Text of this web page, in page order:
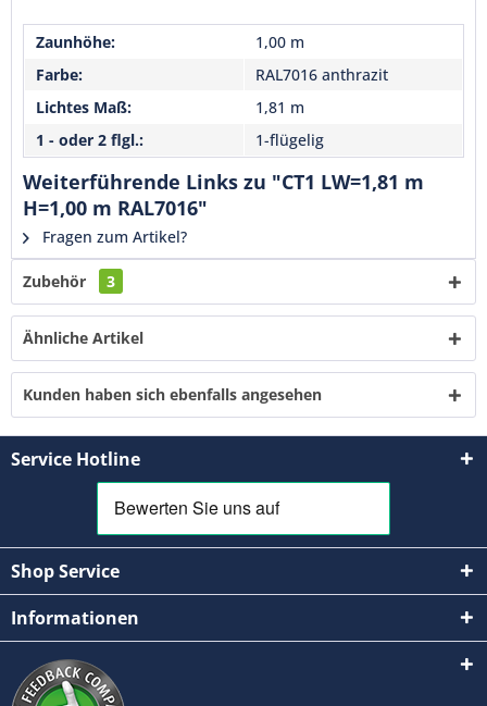
Zaunhöhe:
1,00 m
Farbe:
RAL7016 anthrazit
Lichtes Maß:
1,81 m
1 - oder 2 flgl.:
1-flügelig
Weiterführende Links zu "CT1 LW=1,81 m
H=1,00 m RAL7016"
Fragen zum Artikel?
Zubehör 3
Ähnliche Artikel
Kunden haben sich ebenfalls angesehen
Service Hotline
Shop Service
Informationen